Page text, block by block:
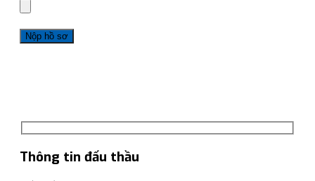
Thông tin đấu thầu